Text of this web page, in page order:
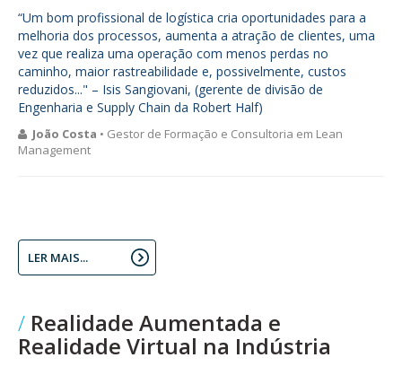
“Um bom profissional de logística cria oportunidades para a
melhoria dos processos, aumenta a atração de clientes, uma
vez que realiza uma operação com menos perdas no
caminho, maior rastreabilidade e, possivelmente, custos
reduzidos..." – Isis Sangiovani, (gerente de divisão de
Engenharia e Supply Chain da Robert Half)
João Costa • Gestor de Formação e Consultoria em Lean
Management
LER MAIS...
Realidade Aumentada e
Realidade Virtual na Indústria